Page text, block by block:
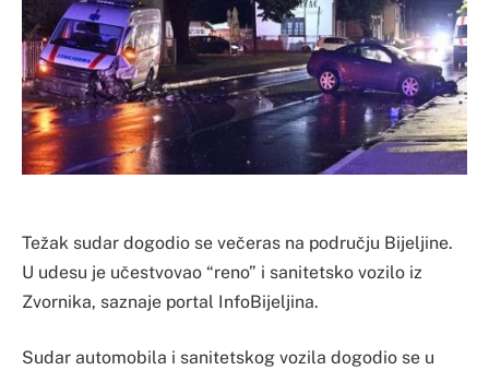
Težak sudar dogodio se večeras na području Bijeljine.
U udesu je učestvovao “reno” i sanitetsko vozilo iz
Zvornika, saznaje portal InfoBijeljina.
Sudar automobila i sanitetskog vozila dogodio se u